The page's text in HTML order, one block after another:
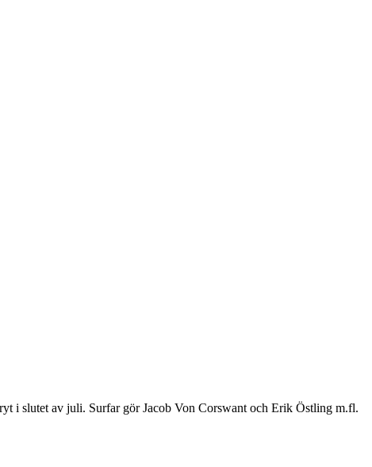
i slutet av juli. Surfar gör Jacob Von Corswant och Erik Östling m.fl.